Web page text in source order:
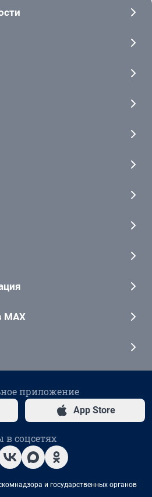
MAX
приложение
App Store
соцсетях
и государственных органов